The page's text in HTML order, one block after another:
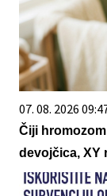
07. 08. 2026
Čiji
devojčica, XY